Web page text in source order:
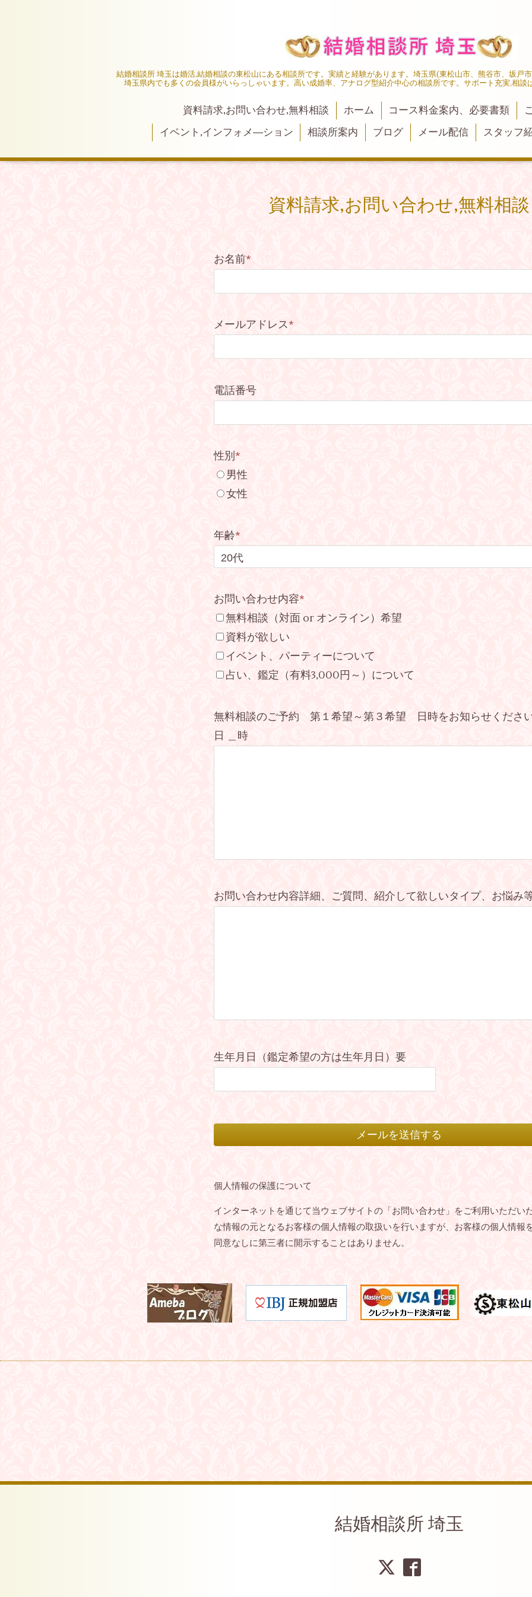
結婚相談所 埼玉は婚活,結婚相談の東松山にある相談所です。実績と経験があります。埼玉県(東松山市、熊谷市、坂戸
埼玉県内でも多くの会員様がいらっしゃいます。高い成婚率、アナログ型紹介中心の相談所です。サポート充実,相
資料請求,お問い合わせ,無料相談 ホーム コース料金案内、必要書類
イベント,インフォメ―ション
相談所案内 ブログ メール配信 スタッフ
資料請求,お問い合わせ,無料相談
お名前*
メールアドレス*
電話番号
性別 *
男性
女性
年齢*
お問い合わせ内容*
無料相談（対面 or オンライン）希望
資料が欲しい
イベント、パーティーについて
占い、鑑定（有料3,000円～）について
無料相談のご予約 第１希望～第３希望 日時をお知らせくださ
日 ＿時
お問い合わせ内容詳細、ご質問、紹介して欲しいタイプ、お悩み
生年月日（鑑定希望の方は生年月日）要
個人情報の保護について
インターネットを通じて当ウェブサイトの「お問い合わせ」をご利用いただい
な情報の元となるお客様の個人情報の取扱いを行いますが、お客様の個人情報
同意なしに第三者に開示することはありません。
結婚相談所 埼玉